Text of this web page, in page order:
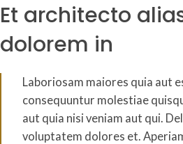
Et architecto
dolorem in
Laboriosam maiores quia aut
consequuntur molestiae
aut quia nisi veniam aut qui.
voluptatem dolores et.